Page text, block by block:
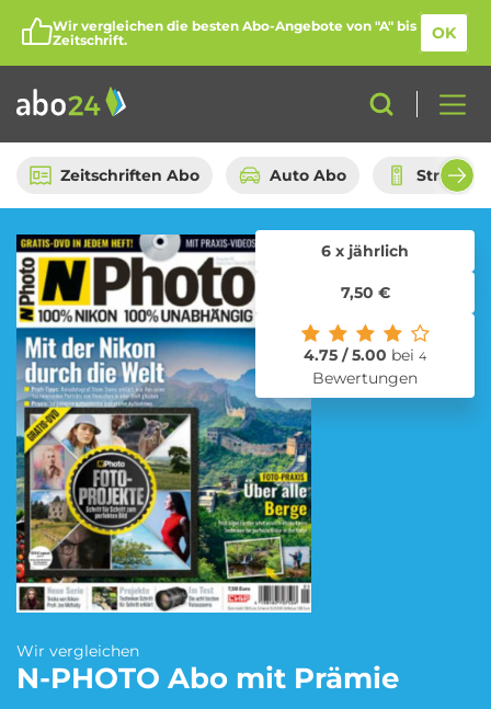
Wir vergleichen die besten Abo-Angebote von "A" bis
Zeitschrift.
OK
Zeitschriften Abo Auto Abo
Abo-Kategorien
Amazon Spar-Abo Auto Abo
Beauty Box Abo
Blumen Abo Dating App Abo
eBook Abo
Wir vergleichen
N-PHOTO Abo mit Prämie
6 x jährlich
7,50 €
4.75 / 5.00 bei 4
Bewertungen